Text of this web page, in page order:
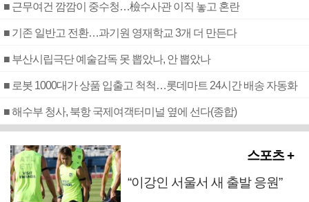
■ 근무여건 깜깜이 중수청…檢수사관 이직 놓고 혼란
■ 기존 일반고 전환…과기원 영재학교 3개 더 만든다
■ 부산시립극단 예술감독 못 뽑았나, 안 뽑았나
■ 로봇 1000대가 상품 입출고 척척…롯데마트 24시간 배송 자동화
■ 해수부 청사, 북항 국제여객터미널 옆에 선다(종합)
스포츠 +
“이강인 서울서 새 출발 응원”